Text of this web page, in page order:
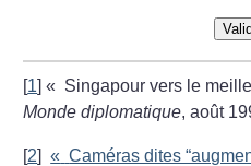
[1]« Singapour vers le
Monde diplomatique, août
[2] « Caméras dites